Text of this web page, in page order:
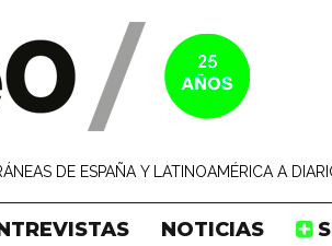
DE ESPAÑA Y LATINOAMÉRICA A
NOTICIAS